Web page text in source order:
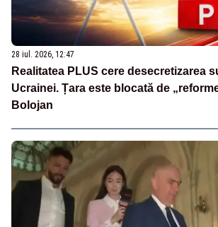
28 iul. 2026, 12:47
Realitatea PLUS cere desecretizarea
Ucrainei. Țara este blocată de
Bolojan